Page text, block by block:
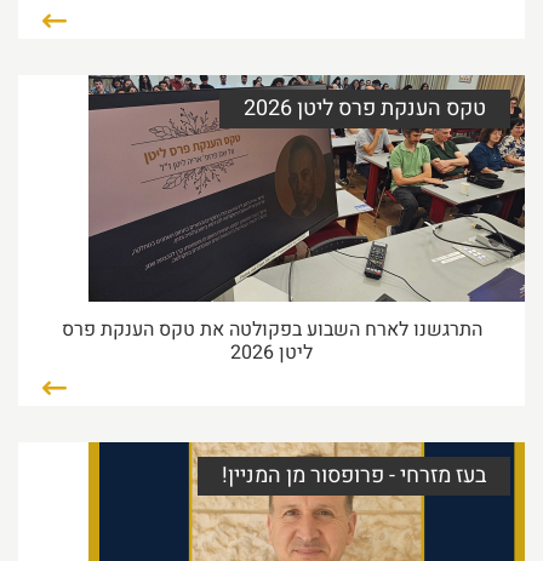
הצטיינות במחקר
המצוינות של המשתלמות והמשתלמים שלנו אינה
מתבטאת רק באיכות הגבוהה
26/07/2026 42:09 קרא עוד...
זכייה משולשת במענק ה-ISF
22/07/2026 04:21 קרא עוד...
טקס הענקת פרס ליטן 2026
התרגשנו לארח השבוע בפקולטה את טקס הענקת פרס
ליטן 2026
בעז מזרחי - פרופסור מן המניין!